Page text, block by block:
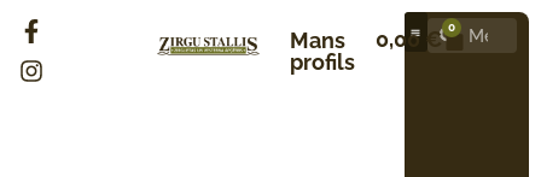
Mans
profils
0,00 € 0